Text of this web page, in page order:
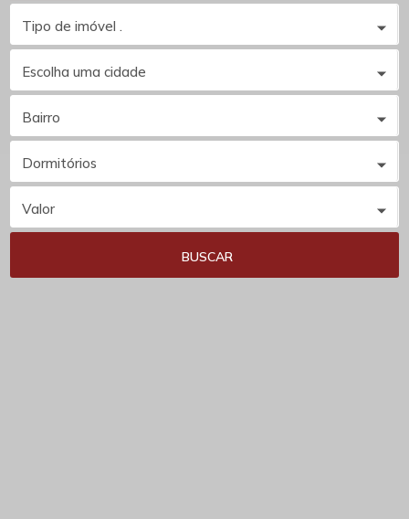
Tipo de imóvel .
Escolha uma cidade
Bairro
Dormitórios
Valor
BUSCAR